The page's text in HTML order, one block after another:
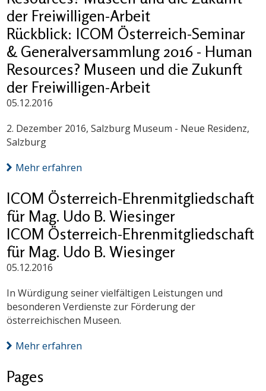
der Freiwilligen-Arbeit
Rückblick: ICOM Österreich-Seminar
& Generalversammlung 2016 - Human
Resources? Museen und die Zukunft
der Freiwilligen-Arbeit
05.12.2016
2. Dezember 2016, Salzburg Museum - Neue Residenz,
Salzburg
Mehr erfahren
ICOM Österreich-Ehrenmitgliedschaft
für Mag. Udo B. Wiesinger
ICOM Österreich-Ehrenmitgliedschaft
für Mag. Udo B. Wiesinger
05.12.2016
In Würdigung seiner vielfältigen Leistungen und
besonderen Verdienste zur Förderung der
österreichischen Museen.
Mehr erfahren
Pages